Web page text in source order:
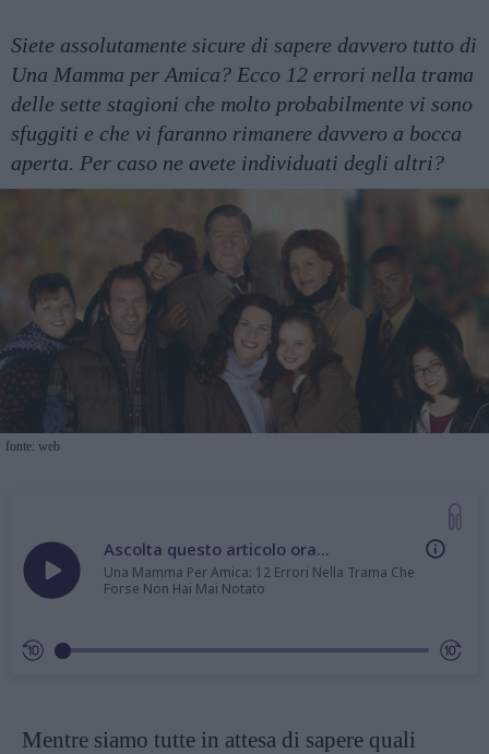
Siete assolutamente sicure di sapere davvero tutto di
Una Mamma per Amica? Ecco 12 errori nella trama
delle sette stagioni che molto probabilmente vi sono
sfuggiti e che vi faranno rimanere davvero a bocca
aperta. Per caso ne avete individuati degli altri?
fonte: web
Ascolta questo articolo ora...
Una Mamma Per Amica: 12 Errori Nella Trama Che
Forse Non Hai Mai Notato
Mentre siamo tutte in attesa di sapere quali